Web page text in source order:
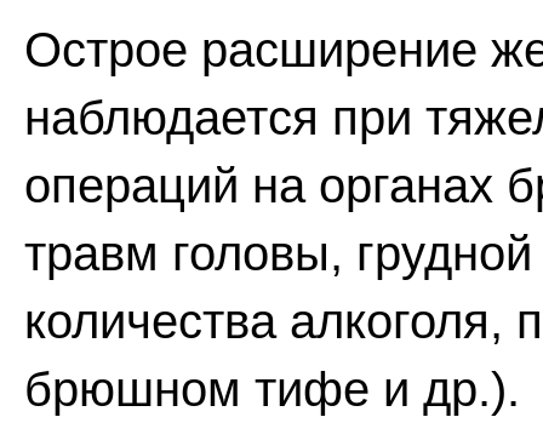
Острое расширение
наблюдается при
операций на органах
травм головы,
количества
брюшном тифе и др.).